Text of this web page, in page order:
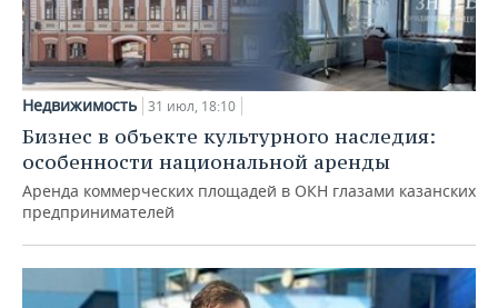
Недвижимость 31 июл, 18:10
Бизнес в объекте культурного наследия:
особенности национальной аренды
Аренда коммерческих площадей в ОКН глазами казанских
предпринимателей